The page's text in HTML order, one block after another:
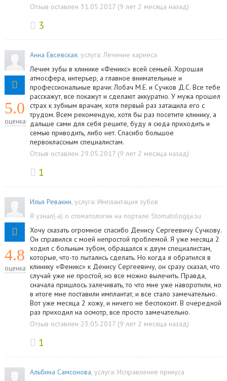
Отзыв оставлен 31.05.2017 (9 лет 2 месяца назад)
3
5.0
оценка
Анна Евсевская, услуга:Лечение кариеса
Лечим зубы в клинике «Феникс» всей семьей. Хорошая
атмосфера, интерьер, а главное внимательные и
профессиональные врачи: Лобач М.Е. и Сучков Д.С. Все тебе
расскажут, все покажут и сделают аккуратно. У мужа прошел
страх к зубным врачам, хотя первый раз затащила его с
трудом. Всем рекомендую, хотя бы раз посетите клинику, а
дальше сами для себя решите, буду я сюда приходить и
семью приводить, либо нет. Спасибо большое
первоклассным специалистам.
Отзыв оставлен 29.05.2017 (9 лет 2 месяца назад)
1
4.8
оценка
Илья Ревакин, услуга: Имплантация зубов
Я узнал(-а) о стоматологии на портале Stomatologija.su
Хочу сказать огромное спасибо Денису Сергеевичу Сучкову.
Он справился с моей непростой проблемой. Я уже месяца 2
ходил с больным зубом, обращался к двум специалистам,
которые, что-то пытались сделать. Но когда я обратился в
клинику «Феникс» к Денису Сергеевичу, он сразу сказал, что
случай уже не простой, но все можно вылечить. Правда,
сначала пришлось залечивать, то что мне уже наворотили, но
в итоге мне поставили имплантат, и все стало замечательно.
Вот уже месяца 2 хожу, и ничего не беспокоит. В очередной
раз приходил на осмотр, все просто замечательно.
Отзыв оставлен 23.05.2017 (9 лет 2 месяца назад)
1
Альбина Самсонова, услуга: Исправление прикуса